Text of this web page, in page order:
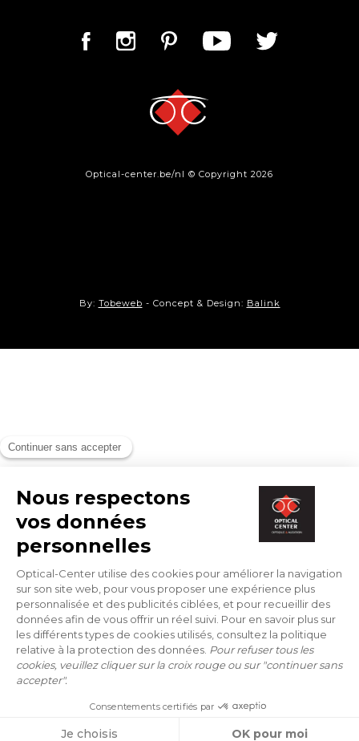
Optical-center.be/nl © Copyright 2026
By: Tobeweb - Concept & Design: Balink